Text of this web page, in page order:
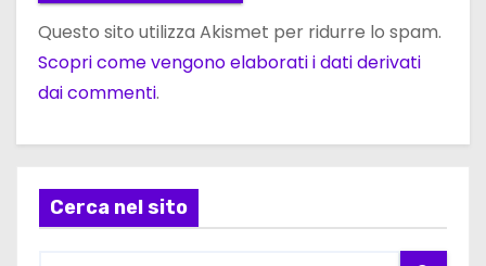
Questo sito utilizza Akismet per ridurre lo spam.
Scopri come vengono elaborati i dati derivati
dai commenti.
Cerca nel sito